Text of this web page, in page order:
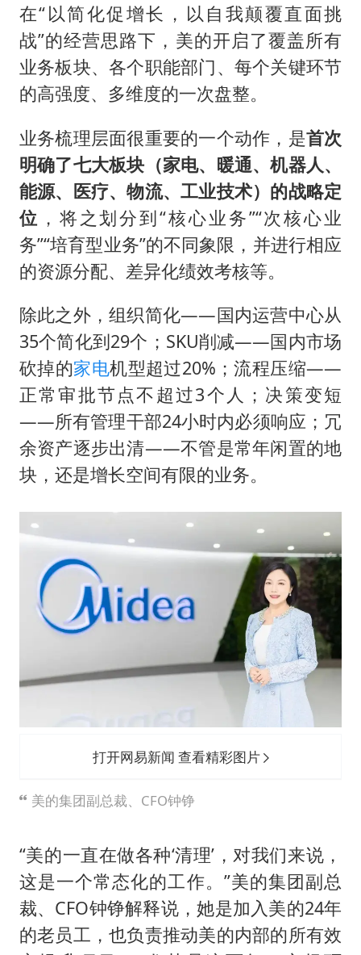
在“以简化促增长，以自我颠覆直面挑
战”的经营思路下，美的开启了覆盖所有
业务板块、各个职能部门、每个关键环节
的高强度、多维度的一次盘整。
业务梳理层面很重要的一个动作，是首次
明确了七大板块（家电、暖通、机器人、
能源、医疗、物流、工业技术）的战略定
位 ，将之划分到“核心业务”“次核心业
务”“培育型业务”的不同象限，并进行相应
的资源分配、差异化绩效考核等。
除此之外，组织简化——国内运营中心从
35个简化到29个；SKU削减——国内市场
砍掉的家电机型超过20%；流程压缩——
正常审批节点不超过3个人；决策变短
——所有管理干部24小时内必须响应；冗
余资产逐步出清——不管是常年闲置的地
块，还是增长空间有限的业务。
打开网易新闻 查看精彩图片
美的集团副总裁、CFO钟铮
“美的一直在做各种‘清理’，对我们来说，
这是一个常态化的工作。”美的集团副总
裁、CFO钟铮解释说，她是加入美的24年
的老员工，也负责推动美的内部的所有效